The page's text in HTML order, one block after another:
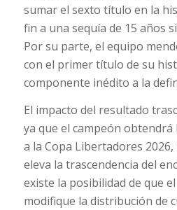
sumar el sexto título en la
fin a una sequía de 15 años
Por su parte, el equipo
con el primer título de su
componente inédito a la
El impacto del resultado
ya que el campeón obtendrá
a la Copa Libertadores
eleva la trascendencia del
existe la posibilidad de que
modifique la distribución de